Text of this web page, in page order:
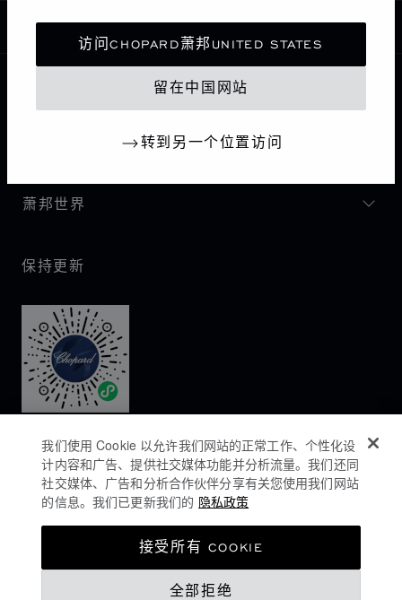
访问CHOPARD萧邦UNITED STATES
留在中国网站
转到另一个位置访问
中国
本地化（更改国家/地区）
更改国家/地区
萧邦世界
保持更新
COOKIES政策
我们使用 Cookie 以允许我们网站的正常工作、个性化设
计内容和广告、提供社交媒体功能并分析流量。我们还同
社交媒体、广告和分析合作伙伴分享有关您使用我们网站
的信息。我们已更新我们的 隐私政策
全部拒绝
接受所有 COOKIE